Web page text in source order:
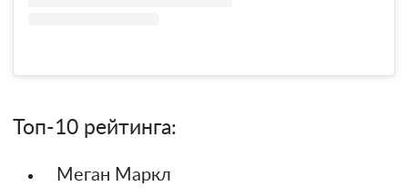
Топ-10 рейтинга:
Меган Маркл